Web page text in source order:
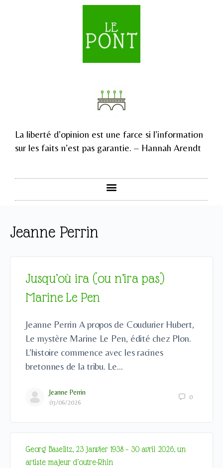
La liberté d’opinion est une farce si l’information
sur les faits n’est pas garantie. – Hannah Arendt
Jeanne Perrin
Jusqu’où ira (ou n’ira pas)
Marine Le Pen
Jeanne Perrin A propos de Coudurier Hubert,
Le mystère Marine Le Pen, édité chez Plon.
L’histoire commence avec les racines
bretonnes de la tribu. Le…
Jeanne Perrin
03/06/2026
0
Georg Baselitz, 23 janvier 1938 – 30 avril 2026, un
artiste majeur d’outre-Rhin